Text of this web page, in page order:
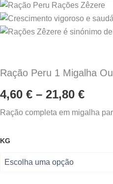
Ração Peru 1 Migalha
4,60 € – 21,80 €Price
Ração completa em migalha
KG
Quantidade
Peru